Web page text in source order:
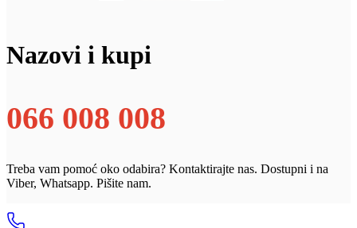
Nazovi i kupi
066 008 008
Treba vam pomoć oko odabira? Kontaktirajte nas. Dostupni i na
Viber, Whatsapp. Pišite nam.